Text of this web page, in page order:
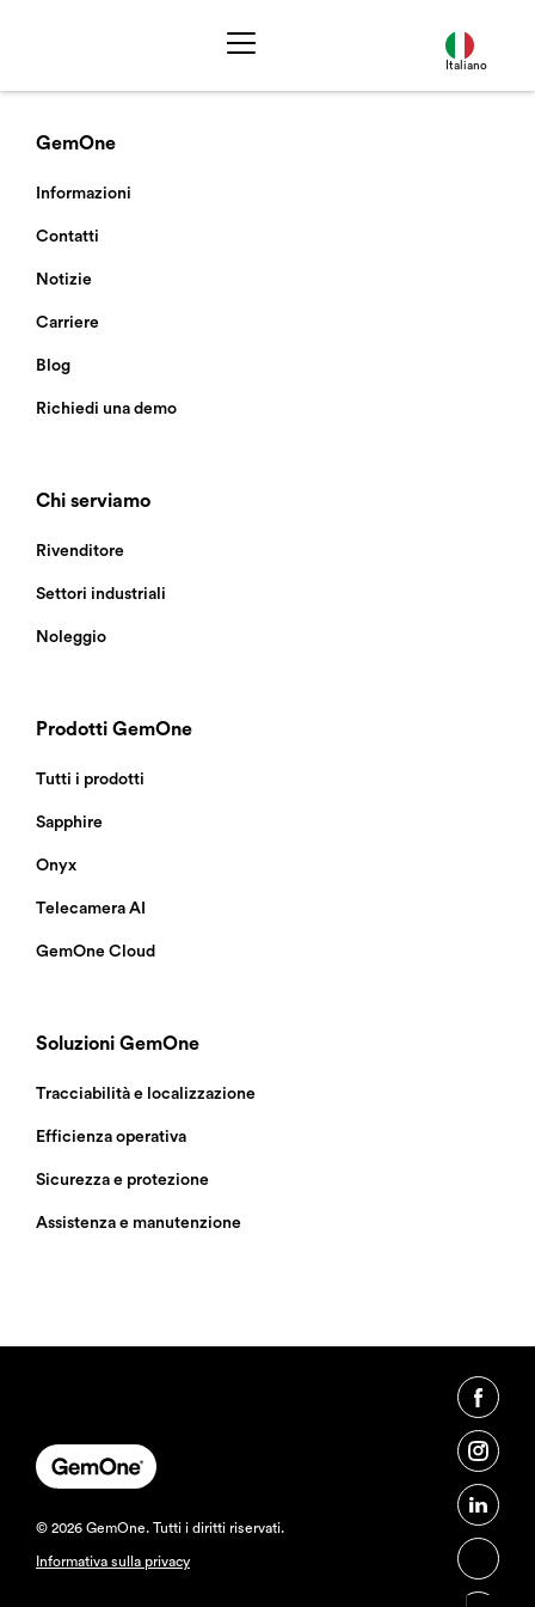
Italiano
GemOne
Informazioni
Contatti
Notizie
Carriere
Blog
Richiedi una demo
Chi serviamo
Rivenditore
Settori industriali
Noleggio
Prodotti GemOne
Tutti i prodotti
Sapphire
Onyx
Telecamera AI
GemOne Cloud
Soluzioni GemOne
Tracciabilità e localizzazione
Efficienza operativa
Sicurezza e protezione
Assistenza e manutenzione
© 2026 GemOne. Tutti i diritti riservati.
Informativa sulla privacy